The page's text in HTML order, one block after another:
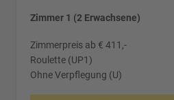
Zimmer 1 (2 Erwachsene)
Zimmerpreis ab € 411,-
Roulette (UP1)
Ohne Verpflegung (U)